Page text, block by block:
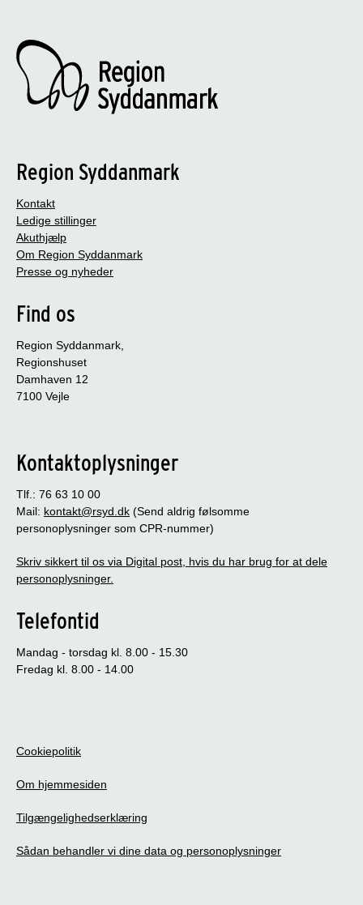
Region Syddanmark
Kontakt
Ledige stillinger
Akuthjælp
Om Region Syddanmark
Presse og nyheder
Find os
Region Syddanmark,
Regionshuset
Damhaven 12
7100 Vejle
Kontaktoplysninger
Tlf.: 76 63 10 00
Mail: kontakt@rsyd.dk (Send aldrig følsomme
personoplysninger som CPR-nummer)
Skriv sikkert til os via Digital post, hvis du har brug for at dele
personoplysninger.
Telefontid
Mandag - torsdag kl. 8.00 - 15.30
Fredag kl. 8.00 - 14.00
Cookiepolitik
Om hjemmesiden
Tilgængelighedserklæring
Sådan behandler vi dine data og personoplysninger